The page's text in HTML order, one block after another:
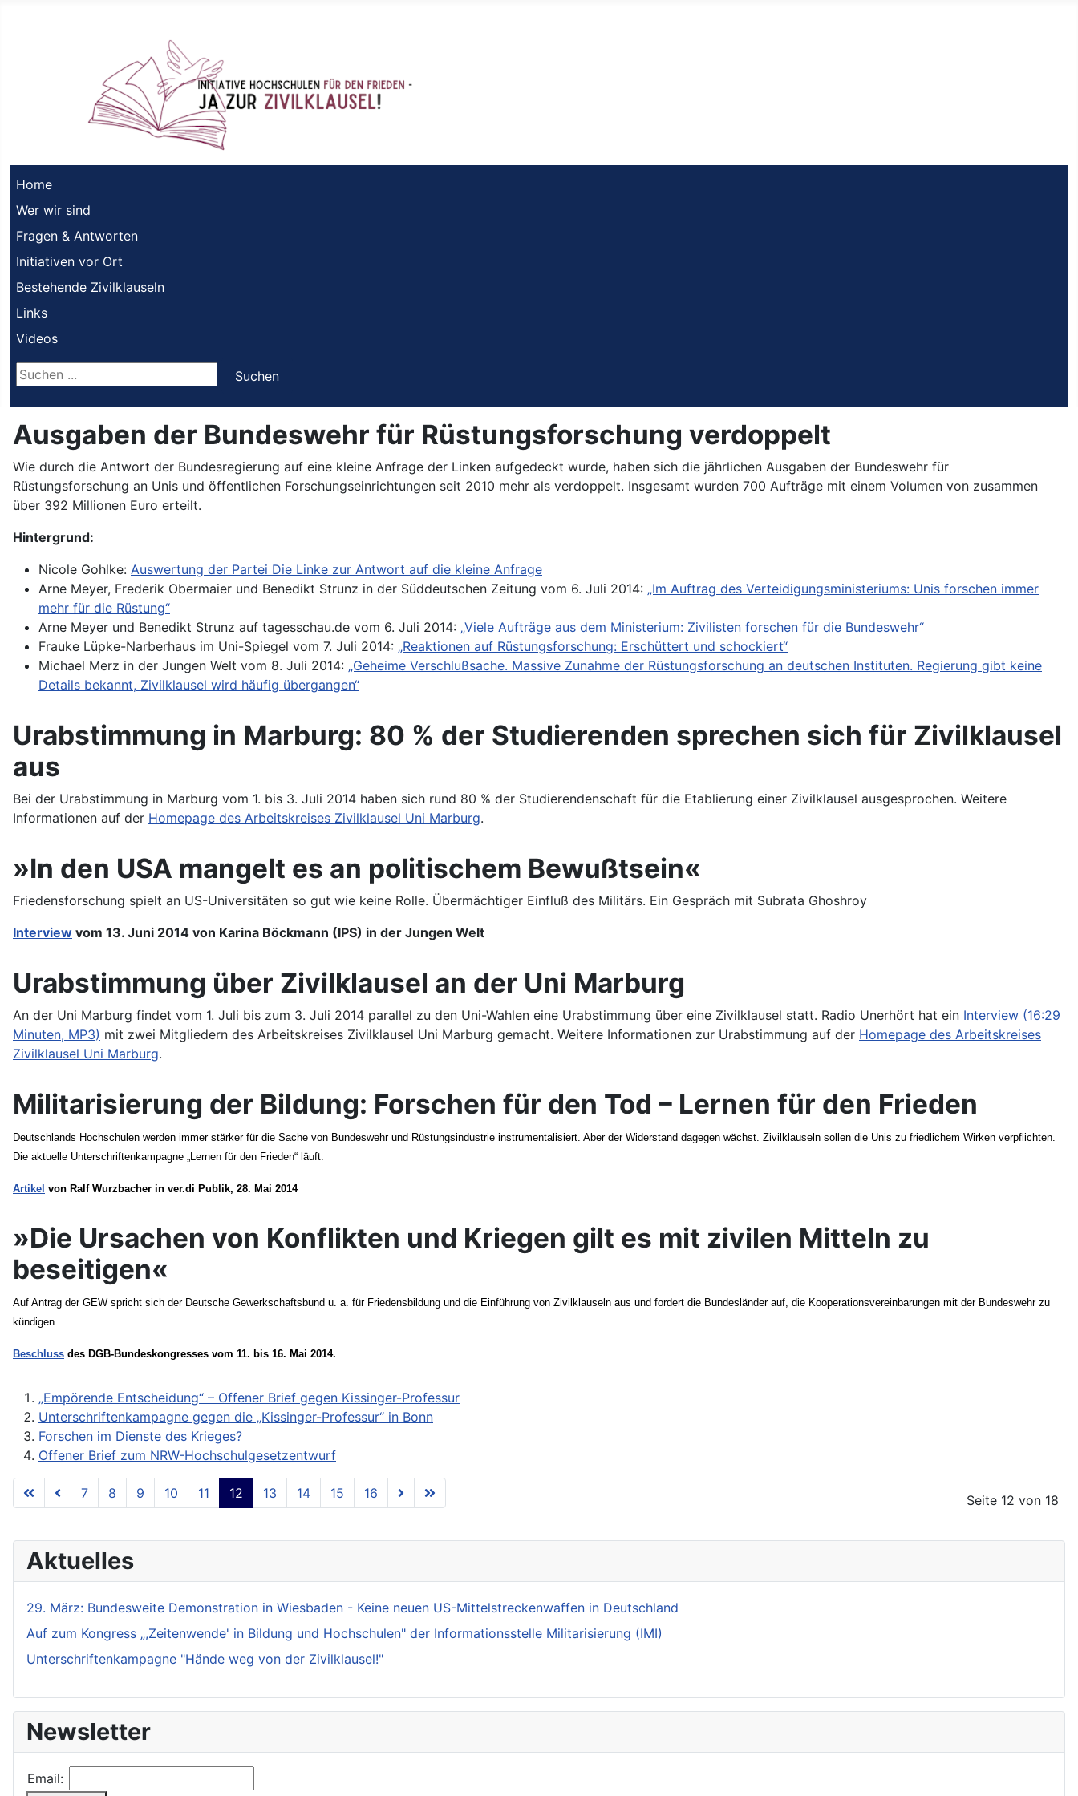
Home
Wer wir sind
Fragen & Antworten
Initiativen vor Ort
Bestehende Zivilklauseln
Links
Videos
Suchen ...
Suchen
Ausgaben der Bundeswehr für Rüstungsforschung verdoppelt
Wie durch die Antwort der Bundesregierung auf eine kleine Anfrage der Linken aufgedeckt wurde, haben sich die jährlichen Ausgaben der Bundeswehr für
Rüstungsforschung an Unis und öffentlichen Forschungseinrichtungen seit 2010 mehr als verdoppelt. Insgesamt wurden 700 Aufträge mit einem Volumen von zusammen
über 392 Millionen Euro erteilt.
Hintergrund:
Nicole Gohlke: Auswertung der Partei Die Linke zur Antwort auf die kleine Anfrage
Arne Meyer, Frederik Obermaier und Benedikt Strunz in der Süddeutschen Zeitung vom 6. Juli 2014: „Im Auftrag des Verteidigungsministeriums: Unis forschen immer
mehr für die Rüstung“
Arne Meyer und Benedikt Strunz auf tagesschau.de vom 6. Juli 2014: „Viele Aufträge aus dem Ministerium: Zivilisten forschen für die Bundeswehr“
Frauke Lüpke-Narberhaus im Uni-Spiegel vom 7. Juli 2014: „Reaktionen auf Rüstungsforschung: Erschüttert und schockiert“
Michael Merz in der Jungen Welt vom 8. Juli 2014: „Geheime Verschlußsache. Massive Zunahme der Rüstungsforschung an deutschen Instituten. Regierung gibt keine
Details bekannt, Zivilklausel wird häufig übergangen“
Urabstimmung in Marburg: 80 % der Studierenden sprechen sich für Zivilklausel
aus
Bei der Urabstimmung in Marburg vom 1. bis 3. Juli 2014 haben sich rund 80 % der Studierendenschaft für die Etablierung einer Zivilklausel ausgesprochen. Weitere
Informationen auf der Homepage des Arbeitskreises Zivilklausel Uni Marburg.
»In den USA mangelt es an politischem Bewußtsein«
Friedensforschung spielt an US-Universitäten so gut wie keine Rolle. Übermächtiger Einfluß des Militärs. Ein Gespräch mit Subrata Ghoshroy
Interview vom 13. Juni 2014 von Karina Böckmann (IPS) in der Jungen Welt
Urabstimmung über Zivilklausel an der Uni Marburg
An der Uni Marburg findet vom 1. Juli bis zum 3. Juli 2014 parallel zu den Uni-Wahlen eine Urabstimmung über eine Zivilklausel statt. Radio Unerhört hat ein Interview (16:29
Minuten, MP3) mit zwei Mitgliedern des Arbeitskreises Zivilklausel Uni Marburg gemacht. Weitere Informationen zur Urabstimmung auf der Homepage des Arbeitskreises
Zivilklausel Uni Marburg.
Militarisierung der Bildung: Forschen für den Tod – Lernen für den Frieden
Deutschlands Hochschulen werden immer stärker für die Sache von Bundeswehr und Rüstungsindustrie instrumentalisiert. Aber der Widerstand dagegen wächst. Zivilklauseln sollen die Unis zu friedlichem Wirken verpflichten.
Die aktuelle Unterschriftenkampagne „Lernen für den Frieden“ läuft.
Artikel von Ralf Wurzbacher in ver.di Publik, 28. Mai 2014
»Die Ursachen von Konflikten und Kriegen gilt es mit zivilen Mitteln zu
beseitigen«
Auf Antrag der GEW spricht sich der Deutsche Gewerkschaftsbund u. a. für Friedensbildung und die Einführung von Zivilklauseln aus und fordert die Bundesländer auf, die Kooperationsvereinbarungen mit der Bundeswehr zu
kündigen.
Beschluss des DGB-Bundeskongresses vom 11. bis 16. Mai 2014.
„Empörende Entscheidung“ – Offener Brief gegen Kissinger-Professur
Unterschriftenkampagne gegen die „Kissinger-Professur“ in Bonn
Forschen im Dienste des Krieges?
Offener Brief zum NRW-Hochschulgesetzentwurf
Seite 12 von 18
7 8 9 10 11 12 13 14 15 16
Aktuelles
29. März: Bundesweite Demonstration in Wiesbaden - Keine neuen US-Mittelstreckenwaffen in Deutschland
Auf zum Kongress „,Zeitenwende' in Bildung und Hochschulen" der Informationsstelle Militarisierung (IMI)
Unterschriftenkampagne "Hände weg von der Zivilklausel!"
Newsletter
Email: